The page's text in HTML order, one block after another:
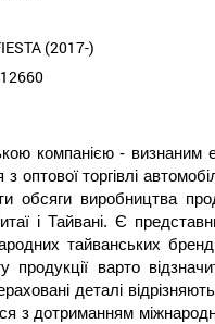
(2017-)
компанією - визнаним
оптової торгівлі
обсяги виробництва
і Тайвані. Є
тайванських
варто
деталі
з дотриманням